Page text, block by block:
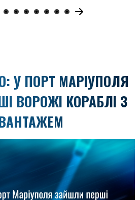
У ПОРТ МАРІУПОЛЯ
ВОРОЖІ КОРАБЛІ З